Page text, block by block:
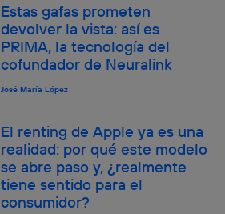
Estas gafas prometen
devolver la vista: así es
PRIMA, la tecnología del
cofundador de Neuralink
José María López
El renting de Apple ya es una
realidad: por qué este modelo
se abre paso y, ¿realmente
tiene sentido para el
consumidor?